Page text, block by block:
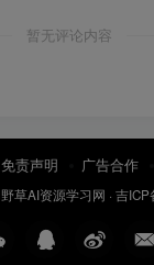
暂无评论内容
免责声明 广告合作
野草AI资源学习网 · 吉